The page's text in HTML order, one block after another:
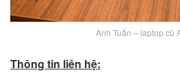
Anh Tuấn – laptop cũ
Thông tin liên hệ: